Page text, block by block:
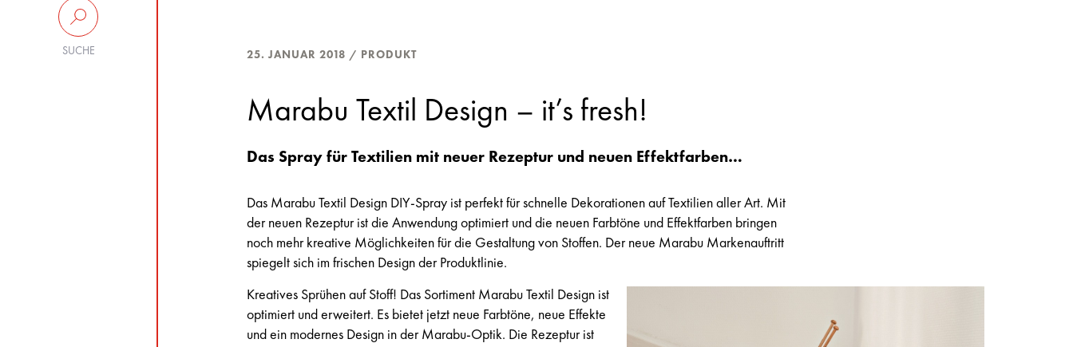
SUCHE 25. JANUAR 2018 / PRODUKT
Marabu Textil Design – it’s fresh!
Das Spray für Textilien mit neuer Rezeptur und neuen Effektfarben…
Das Marabu Textil Design DIY-Spray ist perfekt für schnelle Dekorationen auf Textilien aller Art. Mit
der neuen Rezeptur ist die Anwendung optimiert und die neuen Farbtöne und Effektfarben bringen
noch mehr kreative Möglichkeiten für die Gestaltung von Stoffen. Der neue Marabu Markenauftritt
spiegelt sich im frischen Design der Produktlinie.
Kreatives Sprühen auf Stoff! Das Sortiment Marabu Textil Design ist
optimiert und erweitert. Es bietet jetzt neue Farbtöne, neue Effekte
und ein modernes Design in der Marabu-Optik. Die Rezeptur ist